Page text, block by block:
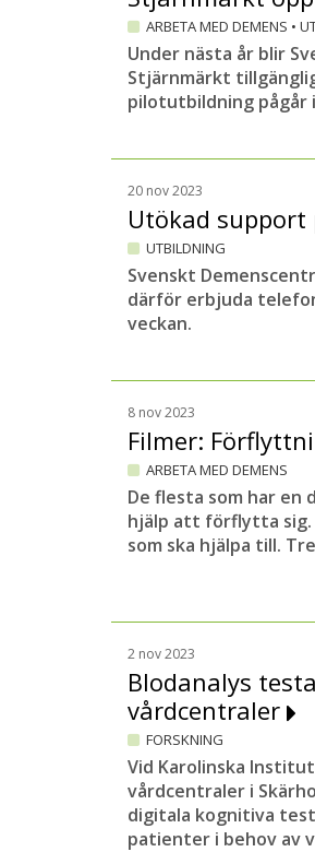
ARBETA MED DEMENS •
Under nästa år blir
Stjärnmärkt
pilotutbildning pågår
20 nov 2023
Utökad
UTBILDNING
Svenskt
därför erbjuda
veckan.
8 nov 2023
Filmer:
ARBETA MED DEMENS
De flesta som har en
hjälp att förflytta sig.
som ska hjälpa till.
2 nov 2023
Blodanalys
vårdcentraler
FORSKNING
Vid Karolinska
vårdcentraler i
digitala kognitiva
patienter i behov av